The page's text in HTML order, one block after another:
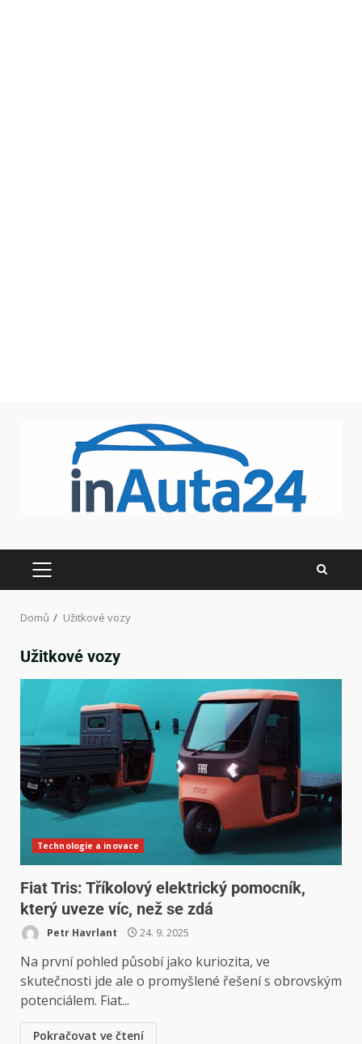
Domů Užitkové vozy
Užitkové vozy
Technologie a inovace
Fiat Tris: Tříkolový elektrický pomocník,
který uveze víc, než se zdá
Petr Havrlant 24. 9. 2025
Na první pohled působí jako kuriozita, ve
skutečnosti jde ale o promyšlené řešení s obrovským
potenciálem. Fiat...
Pokračovat ve čtení